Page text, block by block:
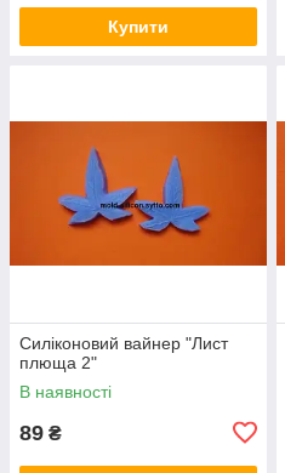
Купити
Силіконовий вайнер "Лист
плюща 2"
В наявності
89 ₴